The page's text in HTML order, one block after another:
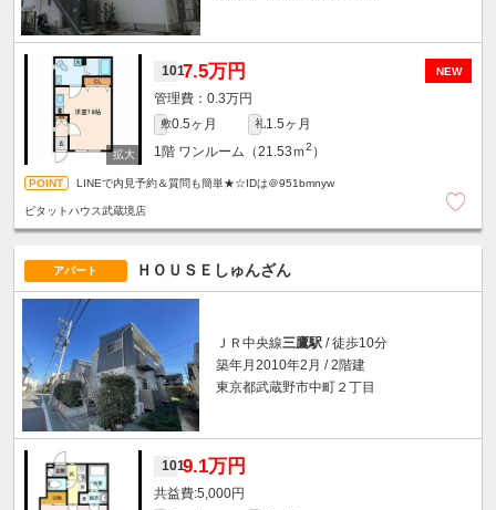
NEW
1017.5万円
0.3万円
敷0.5ヶ月 礼1.5ヶ月
1階 ワンルーム（21.53ｍ2 ）
LINEで内見予約＆質問も簡単★☆IDは＠951bmnyw
ピタットハウス武蔵境店
アパート ＨＯＵＳＥしゅんざん
ＪＲ中央線三鷹駅 / 徒歩10分
築年月2010年2月 / 2階建
東京都武蔵野市中町２丁目
1019.1万円
5,000円